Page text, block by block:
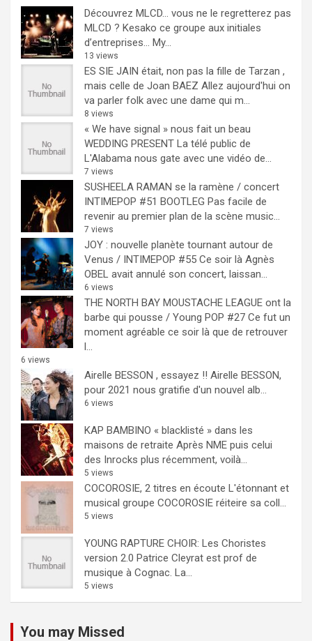
Découvrez MLCD… vous ne le regretterez pas
MLCD ? Kesako ce groupe aux initiales
d’entreprises… My...
13 views
ES SIE JAIN était, non pas la fille de Tarzan ,
mais celle de Joan BAEZ Allez aujourd'hui on
va parler folk avec une dame qui m...
8 views
« We have signal » nous fait un beau
WEDDING PRESENT La télé public de
L'Alabama nous gate avec une vidéo de...
7 views
SUSHEELA RAMAN se la ramène / concert
INTIMEPOP #51 BOOTLEG Pas facile de
revenir au premier plan de la scène music...
7 views
JOY : nouvelle planète tournant autour de
Venus / INTIMEPOP #55 Ce soir là Agnès
OBEL avait annulé son concert, laissan...
6 views
THE NORTH BAY MOUSTACHE LEAGUE ont la
barbe qui pousse / Young POP #27 Ce fut un
moment agréable ce soir là que de retrouver
l...
6 views
Airelle BESSON , essayez !! Airelle BESSON,
pour 2021 nous gratifie d'un nouvel alb...
6 views
KAP BAMBINO « blacklisté » dans les
maisons de retraite Après NME puis celui
des Inrocks plus récemment, voilà...
5 views
COCOROSIE, 2 titres en écoute L'étonnant et
musical groupe COCOROSIE réiteire sa coll...
5 views
YOUNG RAPTURE CHOIR: Les Choristes
version 2.0 Patrice Cleyrat est prof de
musique à Cognac. La...
5 views
You may Missed